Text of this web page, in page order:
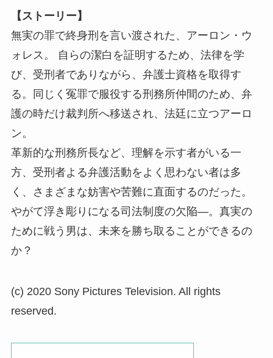
【ストーリー】
無実の罪で終身刑を言い渡された、アーロン・ウ
ォレス。 自らの潔白を証明するため、法律を学
び、受刑者でありながら、弁護士資格を取得す
る。同じく冤罪で服役する刑務所仲間のため、弁
護の時だけ裁判所へ移送され、法廷に立つアーロ
ン。
革新的な刑務所長など、理解を示す者がいる一
方、受刑者よる弁護活動をよく思わない者は多
く、さまざまな妨害や苦難に直面するのだった。
やがて浮き彫りになる司法制度の欠陥―。真実の
ために戦う男は、未来を勝ち取ることができるの
か？
(c) 2020 Sony Pictures Television. All rights
reserved.